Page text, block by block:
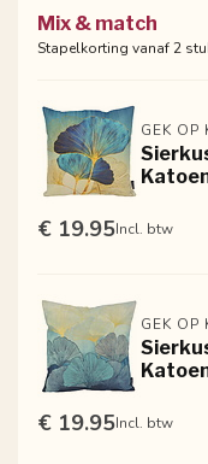
Mix & match
Stapelkorting vanaf 2
GEK OP
€ 19.95Incl. btw
GEK OP
€ 19.95Incl. btw